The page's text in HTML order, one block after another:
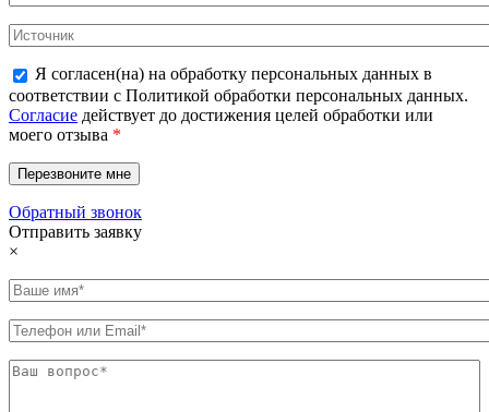
Я согласен(на) на обработку персональных данных в
соответствии с Политикой обработки персональных данных.
Согласие действует до достижения целей обработки или
моего отзыва *
Обратный звонок
Отправить заявку
×